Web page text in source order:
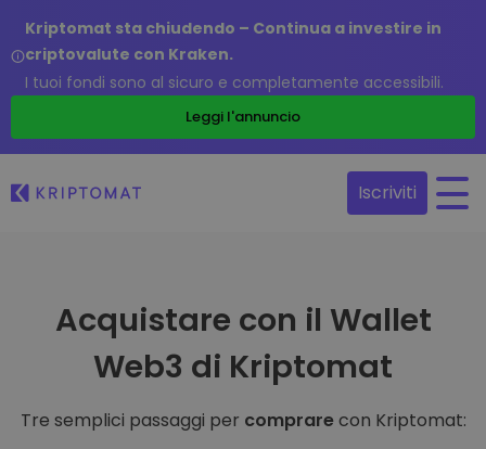
Kriptomat sta chiudendo – Continua a investire in
criptovalute con Kraken.
I tuoi fondi sono al sicuro e completamente accessibili.
Leggi l'annuncio
Iscriviti
Acquistare con il Wallet
Web3 di Kriptomat
Tre semplici passaggi per comprarecon Kriptomat: